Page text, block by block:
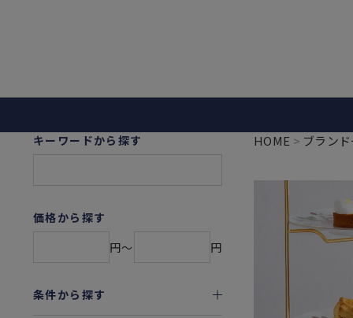
キーワードから探す
価格から探す
円〜
円
条件から探す
HOME ブラン